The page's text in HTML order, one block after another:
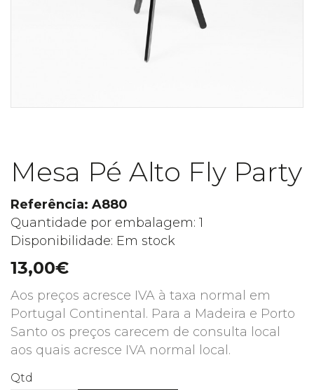
Mesa Pé Alto Fly Party
Referência: A880
Quantidade por embalagem: 1
Disponibilidade: Em stock
13,00€
Aos preços acresce IVA à taxa normal em
Portugal Continental. Para a Madeira e Porto
Santo os preços carecem de consulta local
aos quais acresce IVA normal local.
Qtd